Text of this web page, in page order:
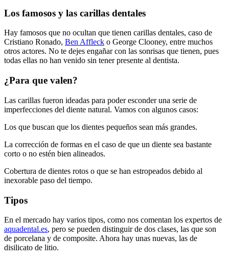
Los famosos y las carillas dentales
Hay famosos que no ocultan que tienen carillas dentales, caso de
Cristiano Ronado, Ben Affleck o George Clooney, entre muchos
otros actores. No te dejes engañar con las sonrisas que tienen, pues
todas ellas no han venido sin tener presente al dentista.
¿Para que valen?
Las carillas fueron ideadas para poder esconder una serie de
imperfecciones del diente natural. Vamos con algunos casos:
Los que buscan que los dientes pequeños sean más grandes.
La corrección de formas en el caso de que un diente sea bastante
corto o no estén bien alineados.
Cobertura de dientes rotos o que se han estropeados debido al
inexorable paso del tiempo.
Tipos
En el mercado hay varios tipos, como nos comentan los expertos de
aquadental.es, pero se pueden distinguir de dos clases, las que son
de porcelana y de composite. Ahora hay unas nuevas, las de
disilicato de litio.